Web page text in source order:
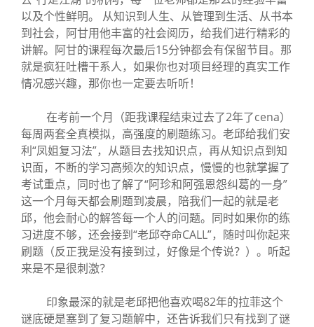
以及个性鲜明。 从知识到人生、从管理到生活、从书本
到社会，阿甘用他丰富的社会阅历，给我们进行精彩的
讲解。阿甘的课程每次最后15分钟都会有保留节目。那
就是疯狂吐槽干系人，如果你也对项目经理的真实工作
情况感兴趣，那你也一定要去听听！
在考前一个月（距我课程结束过去了2年了cena）
每周两套全真模拟，高强度的刷题练习。老邱给我们安
利“凤姐复习法”，从题目去找知识点，再从知识点到知
识面，不断的学习高频次的知识点，慢慢的也就掌握了
考试重点，同时也了解了“阿珍和阿强恩怨纠葛的一身”
这一个月每天都会刷题到凌晨，陪我们一起的就是老
邱，他会耐心的解答每一个人的问题。同时如果你的练
习进度不够，还会接到“老邱夺命CALL”，随时叫你起来
刷题（反正我是没有接到过，好像是个传说？）。听起
来是不是很刺激？
印象最深的就是老邱把他喜欢喝82年的拉菲这个
谜底硬是塞到了复习题解中，还告诉我们只有找到了谜